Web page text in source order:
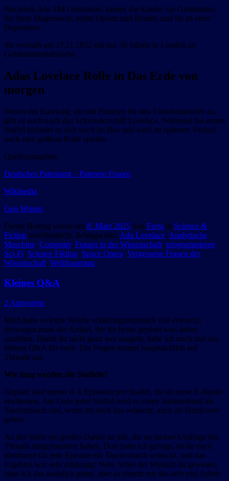
Nachdem Ada 1843 erkrankte, kamen die Kinder zur Großmutter.
Sie hatte Magersucht, nahm Opium und Brandy und litt an einer
Depression.
Sie verstarb am 27.11.1852 mit nur 36 Jahren in London an
Gebärmutterhalskrebs.
Adas Lovelace Rolle in Das Erde von
morgen
Neben der Hawking, die der Prototyp für den Überlichtantrieb ist,
gibt es auch noch das Schwesterschiff Lovelace. Während der ersten
Staffel befindet es sich noch im Bau und wird im späteren Verlauf
noch eine größere Rolle spielen.
Quellenangaben:
Deutsches Patentamt – Patenete Frauen
Wikipedia
Geo Wissen
Dieser Beitrag wurde am 8. März 2025 von Ferra in Science &
Fiction veröffentlicht. Schlagworte: Ada Lovelace, Analytische
Maschine, Computer, Frauen in der Wissenschaft, programmieren,
Sci-Fi, Science Fiktion, Space Opera, Vergessene Frauen der
Wissenschaft, Weltfrauentag.
Kleines Q&A
2 Antworten
Mich hatte es letzte Woche erkältungstechnisch voll erwischt,
deswegen muss der Artikel, der für heute geplant war, leider
ausfallen. Damit ihr nicht ganz leer ausgeht, habe ich noch mal ein
kleines Q&A für euch. Die Fragen kamen hauptsächlich auf
Threads auf.
Wie lang werden die Staffeln?
Geplant sind immer 4–6 Episoden pro Staffel, die als reine E-Books
erscheinen. Am Ende jeder Staffel wird es einen Sammelband als
Taschenbuch und, wenn ihr euch das wünscht, auch als Hardcover
geben.
An der Stelle ein großes Danke an alle, die an meiner Umfrage bei
Threads teilgenommen haben. Dort hatte ich gefragt, ob ihr euch
überhaupt für jede Episode ein Taschenbuch wünscht, und das
Ergebnis war sehr eindeutig: Nein. Wäre der Wunsch da gewesen,
hätte ich das natürlich getan, aber so nimmt mir das sehr viel Arbeit